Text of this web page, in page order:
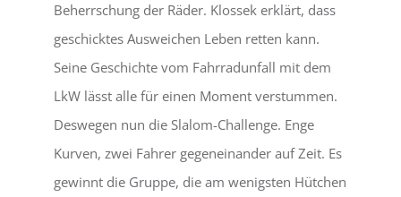
Beherrschung der Räder. Klossek erklärt, dass
geschicktes Ausweichen Leben retten kann.
Seine Geschichte vom Fahrradunfall mit dem
LkW lässt alle für einen Moment verstummen.
Deswegen nun die Slalom-Challenge. Enge
Kurven, zwei Fahrer gegeneinander auf Zeit. Es
gewinnt die Gruppe, die am wenigsten Hütchen